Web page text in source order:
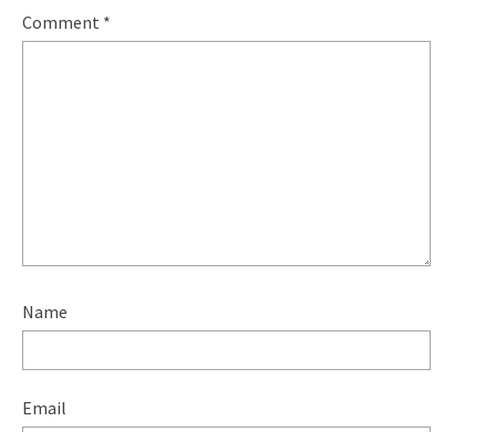
Comment *
Name
Email